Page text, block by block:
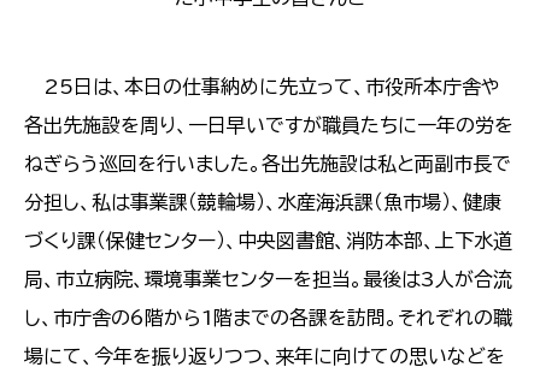
25日は、本日の仕事納めに先立って、市役所本庁舎や
各出先施設を周り、一日早いですが職員たちに一年の労を
ねぎらう巡回を行いました。各出先施設は私と両副市長で
分担し、私は事業課（競輪場）、水産海浜課（魚市場）、健康
づくり課（保健センター）、中央図書館、消防本部、上下水道
局、市立病院、環境事業センターを担当。最後は3人が合流
し、市庁舎の6階から1階までの各課を訪問。それぞれの職
場にて、今年を振り返りつつ、来年に向けての思いなどを